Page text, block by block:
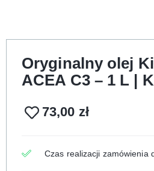
Oryginalny olej
ACEA C3 – 1 L |
73,00 zł
Czas realizacji zamówienia